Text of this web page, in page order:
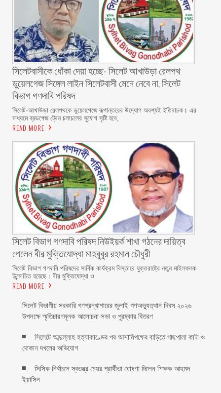
‎সিলেটবাসীকে ধোঁকা দেয়া হচ্ছে- সিলেট আখাউড়া রেলপথ
ডুয়েলগেজ সিঙ্গেল লাইন সিলেটবাসী মেনে নেবে না, সিলেট
বিভাগ গণদাবি পরিষদ
‎​সিলেট-আখাউড়া রেলপথকে ডুয়েলগেজে রূপান্তরের উদ্যোগ অবশ্যই ইতিবাচক। এর
মাধ্যমে ব্রডগেজ ট্রেন চলাচলের সুযোগ সৃষ্টি হবে,
READ MORE
সিলেট বিভাগ গণদাবি পরিষদ নিউইয়র্ক শাখা গঠনের দায়িত্ব
পেলেন বীর মুক্তিযোদ্ধা মাহবুবুর রহমান চৌধুরী ‎ ‎
‎সিলেট বিভাগ গণদাবি পরিষদের সার্বিক কার্যক্রম বিস্তারে যুক্তরাষ্ট্রে নতুন মাইলফলক
উন্মোচিত হয়েছে। বীর মুক্তিযোদ্ধা ও
READ MORE
সিলেট বিভাগীয় সরকারি গণগ্রন্থাগারের জুলাই গণঅভ্যুত্থান দিবস ২০২৬
উপলক্ষে স্মৃতিচারণমূলক আলোচনা সভা ও পুরষ্কার বিতরণ ‎ ‎
সিলেটে আব্দুল্লাহ হত্যাকাণ্ডের পর আসামিপক্ষের বাড়িতে গাছপালা কাটা ও
দোকান দখলের অভিযোগ
সিসিক নির্বাচনে স্বতন্ত্র মেয়র প্রার্থীতা ঘোষণা দিলেন শিক্ষক আহমদ
ইয়াসিন